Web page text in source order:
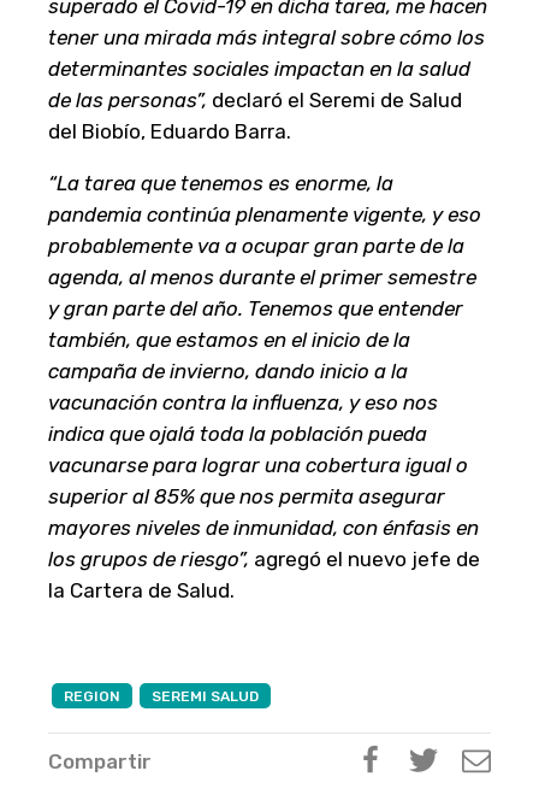
superado el Covid-19 en dicha tarea, me hacen
tener una mirada más integral sobre cómo los
determinantes sociales impactan en la salud
de las personas”, declaró el Seremi de Salud
del Biobío, Eduardo Barra.
“La tarea que tenemos es enorme, la
pandemia continúa plenamente vigente, y eso
probablemente va a ocupar gran parte de la
agenda, al menos durante el primer semestre
y gran parte del año. Tenemos que entender
también, que estamos en el inicio de la
campaña de invierno, dando inicio a la
vacunación contra la influenza, y eso nos
indica que ojalá toda la población pueda
vacunarse para lograr una cobertura igual o
superior al 85% que nos permita asegurar
mayores niveles de inmunidad, con énfasis en
los grupos de riesgo”, agregó el nuevo jefe de
la Cartera de Salud.
REGION SEREMI SALUD
Compartir